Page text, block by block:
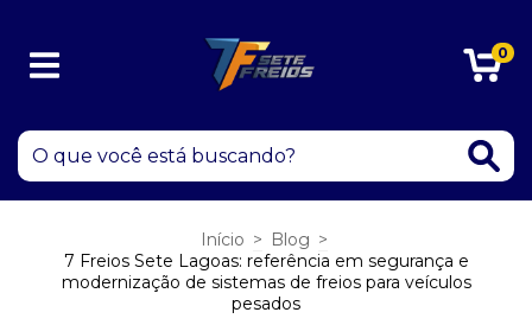
0
Início > Blog >
7 Freios Sete Lagoas: referência em segurança e
modernização de sistemas de freios para veículos
pesados